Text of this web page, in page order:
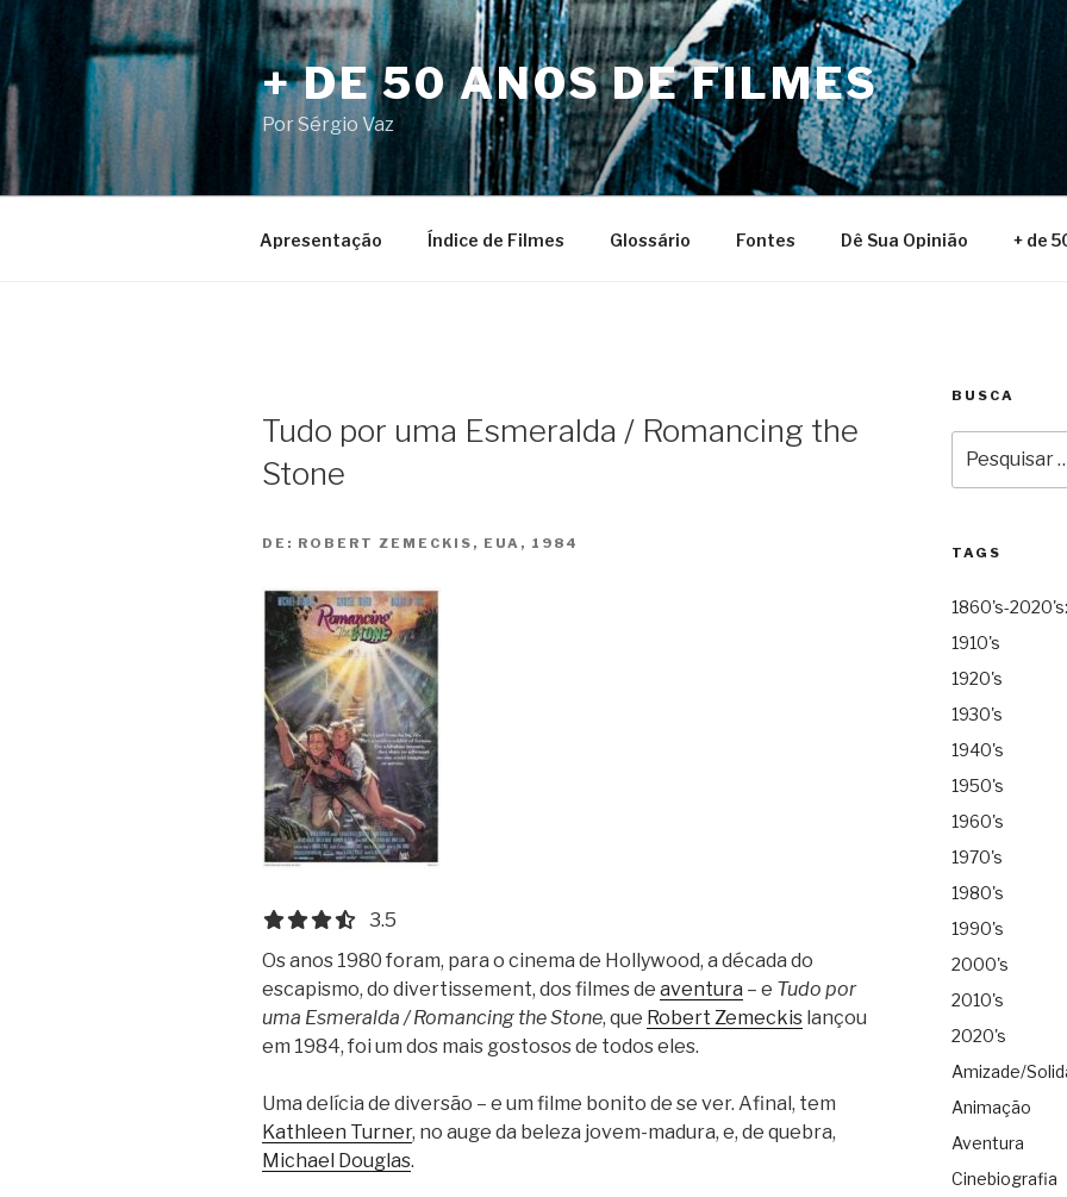
para
o
conteúdo
+ DE 50 ANOS DE FILMES
Por Sérgio Vaz
Apresentação Índice de Filmes Glossário Fontes Dê Sua Opinião + de
Tudo por uma Esmeralda / Romancing the
Stone
DE: ROBERT ZEMECKIS, EUA, 1984
3.5 out of 5.0 stars
3.5
Os anos 1980 foram, para o cinema de Hollywood, a década do
escapismo, do divertissement, dos filmes de aventura – e Tudo por
uma Esmeralda / Romancing the Stone, que Robert Zemeckis lançou
em 1984, foi um dos mais gostosos de todos eles.
Uma delícia de diversão – e um filme bonito de se ver. Afinal, tem
Kathleen Turner, no auge da beleza jovem-madura, e, de quebra,
Michael Douglas.
BUSCA
por:
TAGS
1860's-
1910's
1920's
1930's
1940's
1950's
1960's
1970's
1980's
1990's
2000's
2010's
2020's
Amizade/
Animação
Aventura
Cinebiografia